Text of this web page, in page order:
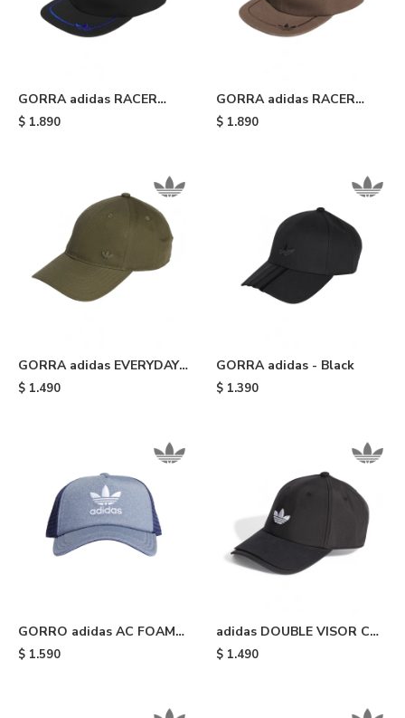
GORRA adidas RACER
STRIPE - Black
$ 1.890
GORRA adidas RACER
STRIPE - Brown
$ 1.890
GORRA adidas EVERYDAY
ICONS TONAL METAL
$ 1.490
GORRA adidas - Black
$ 1.390
GORRO adidas AC FOAM
TRUC - Light Blue
$ 1.590
adidas DOUBLE VISOR CAP
- Black
$ 1.490